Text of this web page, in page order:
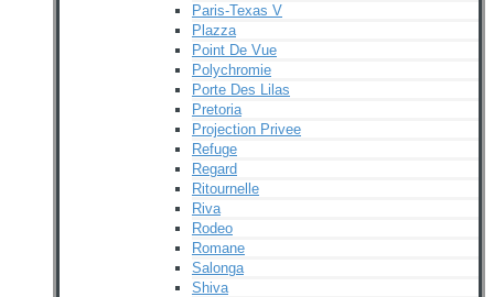
Paris-Texas V
Plazza
Point De Vue
Polychromie
Porte Des Lilas
Pretoria
Projection Privee
Refuge
Regard
Ritournelle
Riva
Rodeo
Romane
Salonga
Shiva